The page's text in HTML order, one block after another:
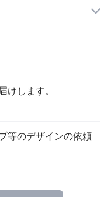
けします。
等のデザインの依頼